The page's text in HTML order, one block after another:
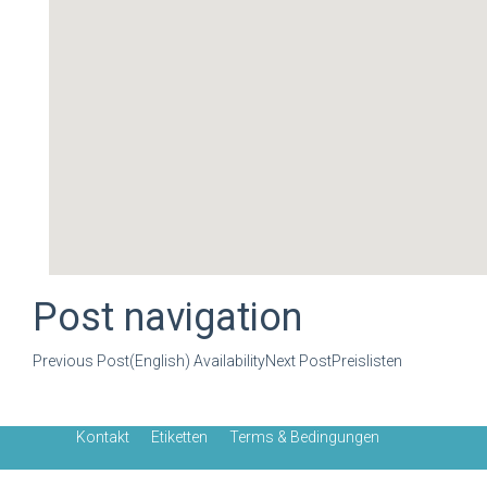
Post navigation
Previous Post(English) AvailabilityNext PostPreislisten
Kontakt Etiketten Terms & Bedingungen